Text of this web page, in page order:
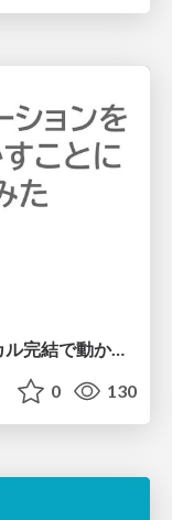
S3 を使うアプリケーションをローカル完結で動かすことに全力を注いでみた / Running S3 Apps Offline
0 130